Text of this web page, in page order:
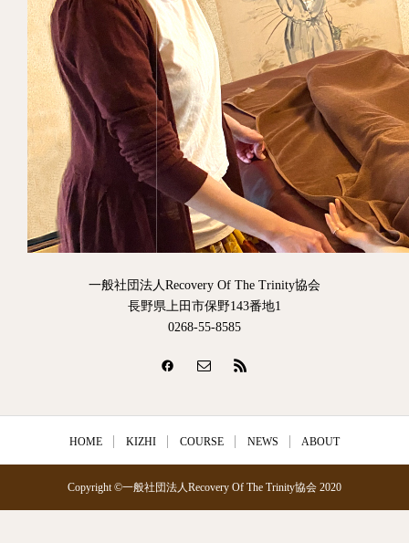
一般社団法人Recovery Of The Trinity協会
長野県上田市保野143番地1
0268-55-8585
HOME KIZHI COURSE NEWS ABOUT
Copyright ©一般社団法人Recovery Of The Trinity協会 2020